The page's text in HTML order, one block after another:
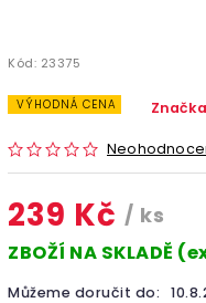
Kód: 23375
VÝHODNÁ CENA
239 Kč / ks
ZBOŽÍ NA SKLADĚ
Můžeme doručit do: